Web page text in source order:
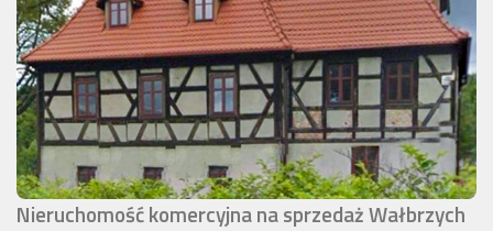
Nieruchomość komercyjna na sprzedaż Wałbrzych